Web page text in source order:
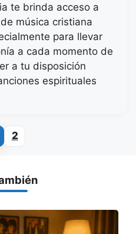
te brinda acceso a
música cristiana
para llevar
a cada momento de
a tu disposición
espirituales
Página
2